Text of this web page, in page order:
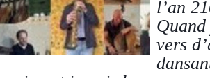
l’an
vers